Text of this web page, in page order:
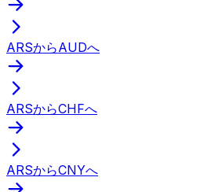
ARSからAUDへ
ARSからCHFへ
ARSからCNYへ